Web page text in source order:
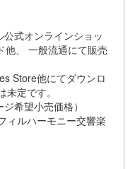
式オンラインショッ
他、 一般流通にて販売
Store他にてダウンロ
定です。
希望小売価格）
ィルハーモニー交響楽